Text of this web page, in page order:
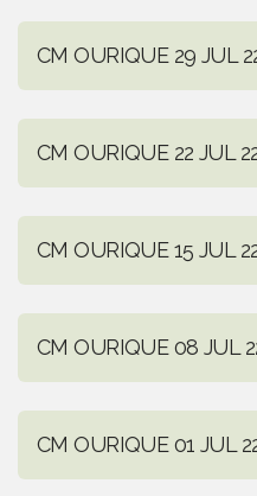
CM OURIQUE 29 JUL
CM OURIQUE 22 JUL
CM OURIQUE 15 JUL
CM OURIQUE 08 JUL
CM OURIQUE 01 JUL